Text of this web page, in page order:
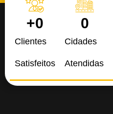
Clientes
Satisfeitos
+0
Cidades
Atendidas
0